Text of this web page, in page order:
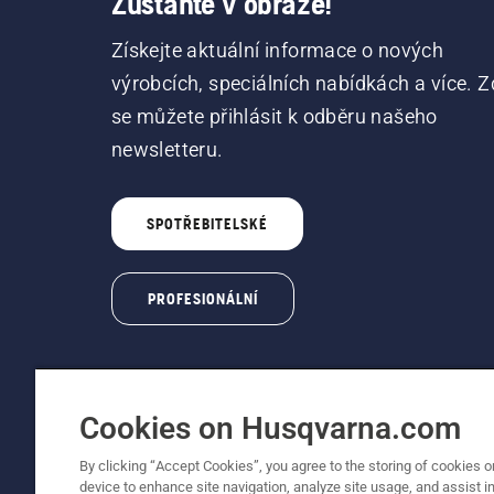
Získejte aktuální informace o nových
výrobcích, speciálních nabídkách a více.
se můžete přihlásit k odběru našeho
newsletteru.
SPOTŘEBITELSKÉ
PROFESIONÁLNÍ
© Husqvarna AB (publ). Všechna práva
Cookies on Husqvarna.com
By clicking “Accept Cookies”, you agree to the storing of cookies
device to enhance site navigation, analyze site usage, and assist